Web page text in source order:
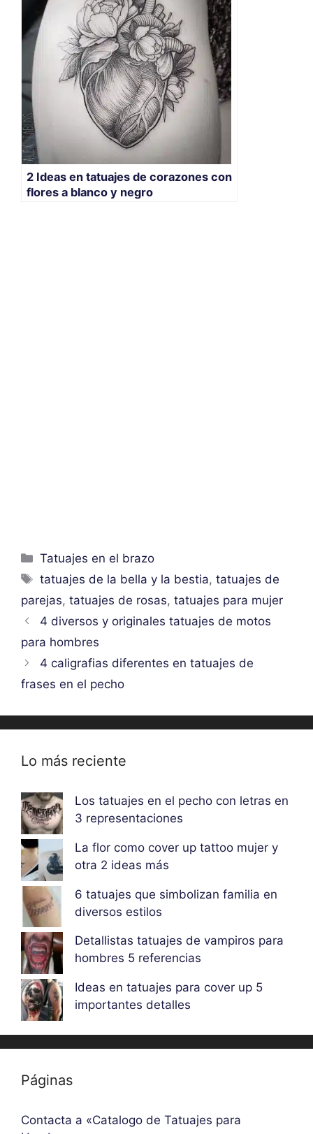
2 Ideas en tatuajes de corazones con
flores a blanco y negro
Categorías
Tatuajes en el brazo
Etiquetas
tatuajes de la bella y la bestia,tatuajes de
parejas, tatuajes de rosas, tatuajes para mujer
4 diversos y originales tatuajes de motos
para hombres
4 caligrafias diferentes en tatuajes de
frases en el pecho
Lo más reciente
Los tatuajes en el pecho con letras en
3 representaciones
La flor como cover up tattoo mujer y
otra 2 ideas más
6 tatuajes que simbolizan familia en
diversos estilos
Detallistas tatuajes de vampiros para
hombres 5 referencias
Ideas en tatuajes para cover up 5
importantes detalles
Páginas
Contacta a «Catalogo de Tatuajes para